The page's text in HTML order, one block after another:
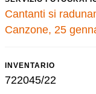
Cantanti si
Canzone, 25
INVENTARIO
722045/22